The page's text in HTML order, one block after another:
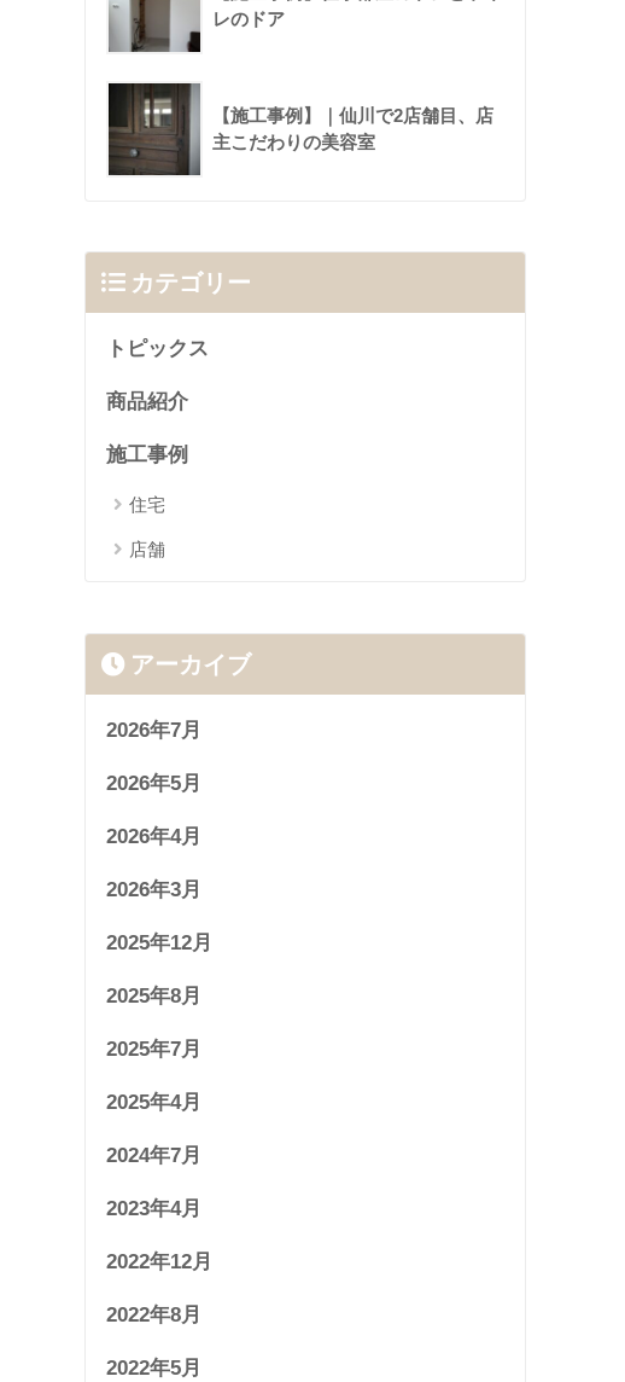
レのドア
【施工事例】｜仙川で2店舗目、店
主こだわりの美容室
カテゴリー
トピックス
商品紹介
施工事例
住宅
店舗
アーカイブ
2026年7月
2026年5月
2026年4月
2026年3月
2025年12月
2025年8月
2025年7月
2025年4月
2024年7月
2023年4月
2022年12月
2022年8月
2022年5月